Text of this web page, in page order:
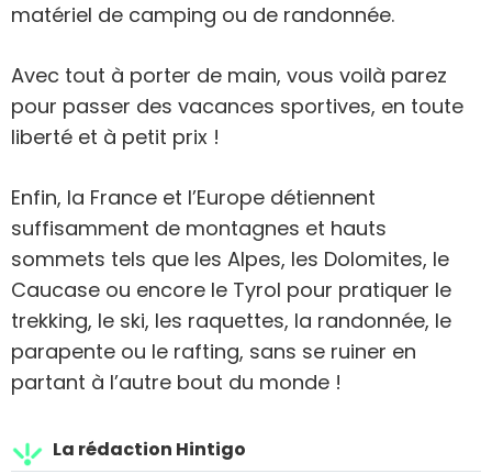
matériel de camping ou de randonnée.
Avec tout à porter de main, vous voilà parez
pour passer des vacances sportives, en toute
liberté et à petit prix !
Enfin, la France et l’Europe détiennent
suffisamment de montagnes et hauts
sommets tels que les Alpes, les Dolomites, le
Caucase ou encore le Tyrol pour pratiquer le
trekking, le ski, les raquettes, la randonnée, le
parapente ou le rafting, sans se ruiner en
partant à l’autre bout du monde !
La rédaction Hintigo